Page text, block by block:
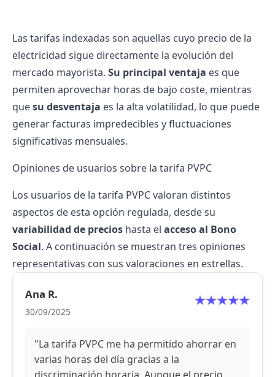
Las tarifas indexadas son aquellas cuyo precio de la
electricidad sigue directamente la evolución del
mercado mayorista. Su principal ventaja es que
permiten aprovechar horas de bajo coste, mientras
quesu desventaja es la alta volatilidad, lo que puede
generar facturas impredecibles y fluctuaciones
significativas mensuales.
Opiniones de usuarios sobre la tarifa PVPC
Los usuarios de la tarifa PVPC valoran distintos
aspectos de esta opción regulada, desde su
variabilidad de precios hasta el acceso al Bono
Social. A continuación se muestran tres opiniones
representativas con sus valoraciones en estrellas.
Ana R.
30/09/2025
"La tarifa PVPC me ha permitido ahorrar en
varias horas del día gracias a la